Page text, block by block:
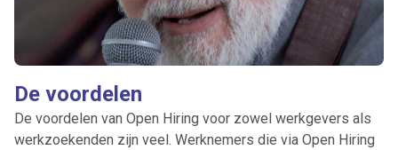
De voordelen
De voordelen van Open Hiring voor zowel werkgevers als
werkzoekenden zijn veel. Werknemers die via Open Hiring